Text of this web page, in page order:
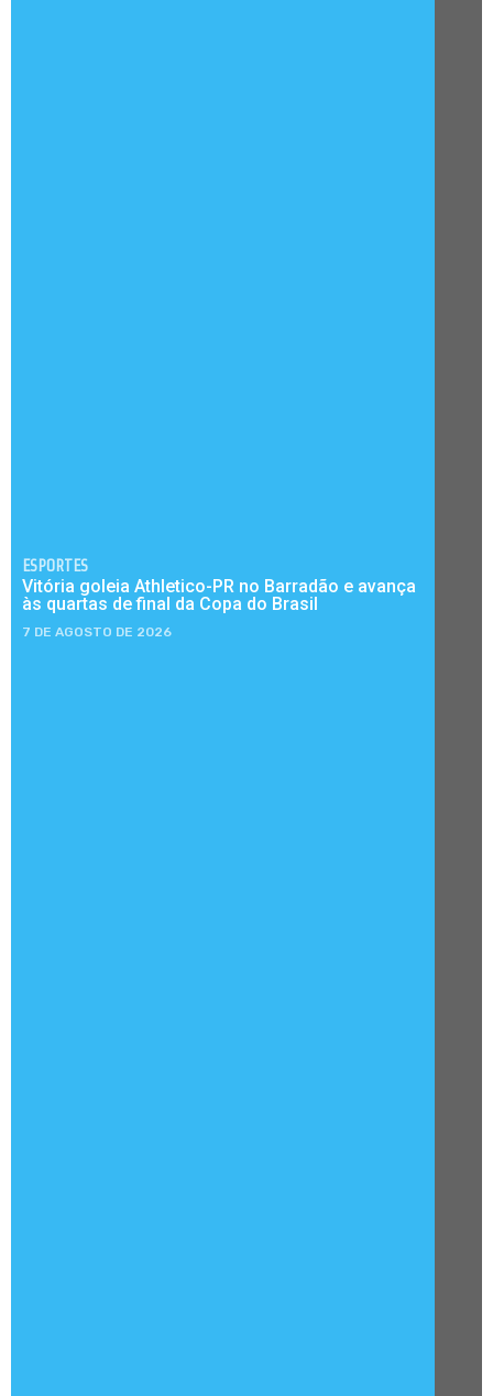
ESPORTES
Vitória goleia Athletico-PR no Barradão e avança
às quartas de final da Copa do Brasil
7 DE AGOSTO DE 2026